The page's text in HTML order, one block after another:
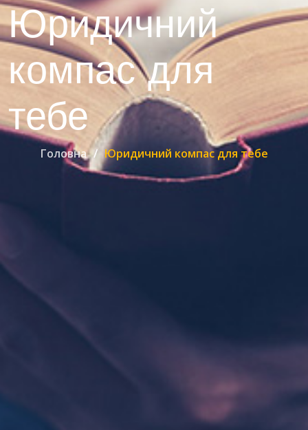
Юридичний
компас для
тебе
Головна Юридичний компас для тебе